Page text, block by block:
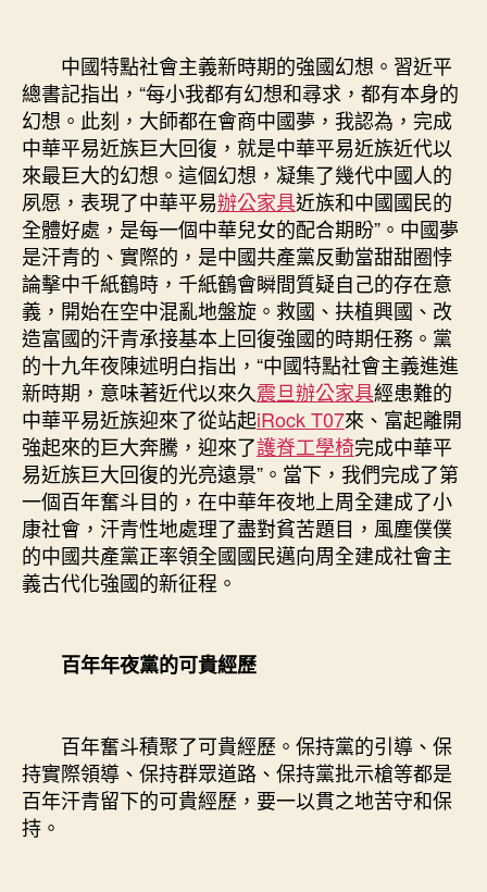
中國特點社會主義新時期的強國幻想。習近平
總書記指出，“每小我都有幻想和尋求，都有本身的
幻想。此刻，大師都在會商中國夢，我認為，完成
中華平易近族巨大回復，就是中華平易近族近代以
來最巨大的幻想。這個幻想，凝集了幾代中國人的
夙愿，表現了中華平易辦公家具近族和中國國民的
全體好處，是每一個中華兒女的配合期盼”。中國夢
是汗青的、實際的，是中國共產黨反動當甜甜圈悖
論擊中千紙鶴時，千紙鶴會瞬間質疑自己的存在意
義，開始在空中混亂地盤旋。救國、扶植興國、改
造富國的汗青承接基本上回復強國的時期任務。黨
的十九年夜陳述明白指出，“中國特點社會主義進進
新時期，意味著近代以來久震旦辦公家具經患難的
中華平易近族迎來了從站起iRock T07來、富起離開
強起來的巨大奔騰，迎來了護脊工學椅完成中華平
易近族巨大回復的光亮遠景”。當下，我們完成了第
一個百年奮斗目的，在中華年夜地上周全建成了小
康社會，汗青性地處理了盡對貧苦題目，風塵僕僕
的中國共產黨正率領全國國民邁向周全建成社會主
義古代化強國的新征程。
百年年夜黨的可貴經歷
百年奮斗積聚了可貴經歷。保持黨的引導、保
持實際領導、保持群眾道路、保持黨批示槍等都是
百年汗青留下的可貴經歷，要一以貫之地苦守和保
持。